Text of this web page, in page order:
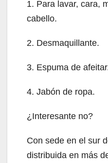
1. Para lavar, cara,
cabello.
2. Desmaquillante.
3. Espuma de
4. Jabón de ropa.
¿Interesante no?
Con sede en el sur
distribuida en más